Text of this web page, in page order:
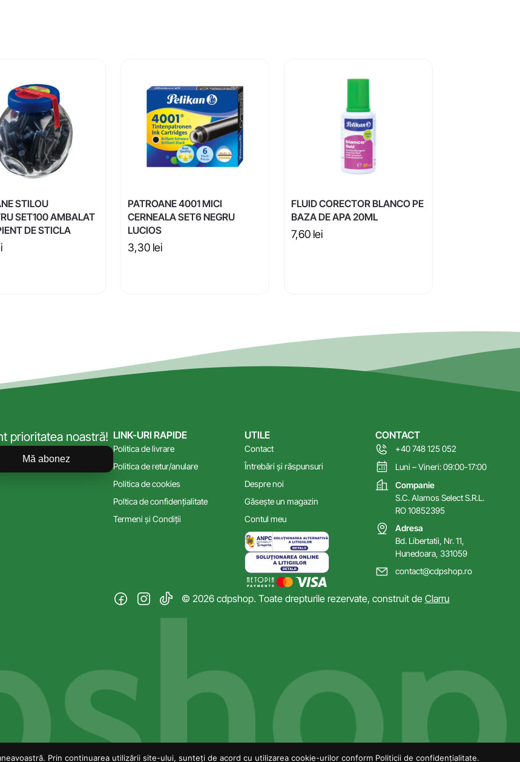
STILOU
SET100 AMBALAT
DE STICLA
PATROANE 4001 MICI
CERNEALA SET6 NEGRU
LUCIOS
3,30 lei
FLUID CORECTOR BLANCO PE
BAZA DE APA 20ML
7,60 lei
prioritatea noastră!
Mă abonez
LINK-URI RAPIDE
Politica de livrare
Politica de retur/anulare
Politica de cookies
Poltica de confidențialitate
Termeni și Condiții
UTILE
Contact
Întrebări și răspunsuri
Despre noi
Găsește un magazin
Contul meu
CONTACT
+40 748 125 052
Luni – Vineri: 09:00-17:00
Companie
S.C. Alamos Select S.R.L.
RO 10852395
Adresa
Bd. Libertatii, Nr. 11,
Hunedoara, 331059
contact@cdpshop.ro
© 2026 cdpshop. Toate drepturile rezervate, construit de Clarru
Prin continuarea utilizării site-ului, sunteți de acord cu utilizarea cookie-urilor conform Politicii de confidențialitate.